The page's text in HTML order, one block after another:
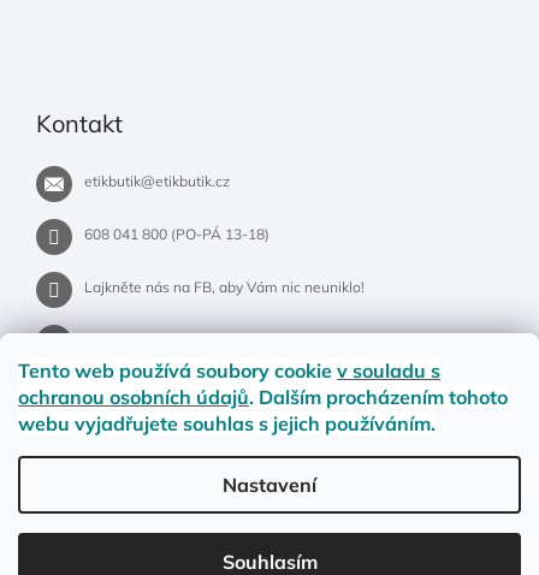
Tento web používá soubory cookie v souladu s
ochranou osobních údajů. Dalším procházením tohoto
webu vyjadřujete souhlas s jejich používáním.
Nastavení
Souhlasím
LETNÍ DOPRAVA ZDARMA pro objednávky nad 900,- na pobočky
Kontakt
etikbutik@etikbutik.cz
608 041 800 (PO-PÁ 13-18)
Lajkněte nás na FB, aby Vám nic neuniklo!
Jak na vrácení nebo reklamaci?
Obchodní podmínky Ochrana osobních údajů